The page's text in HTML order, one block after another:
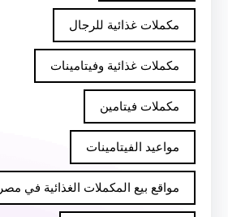
مكملات غذائية للرجال
مكملات غذائية وفيتامينات
مكملات فيتامين
مواعيد الفيتامينات
مواقع بيع المكملات الغذائية في مصر